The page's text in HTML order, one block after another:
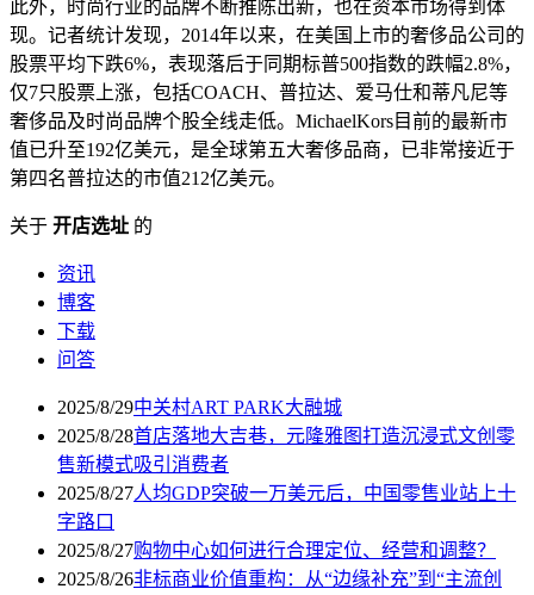
此外，时尚行业的品牌不断推陈出新，也在资本市场得到体
现。记者统计发现，2014年以来，在美国上市的奢侈品公司的
股票平均下跌6%，表现落后于同期标普500指数的跌幅2.8%，
仅7只股票上涨，包括COACH、普拉达、爱马仕和蒂凡尼等
奢侈品及时尚品牌个股全线走低。MichaelKors目前的最新市
值已升至192亿美元，是全球第五大奢侈品商，已非常接近于
第四名普拉达的市值212亿美元。
关于 开店选址 的
资讯
博客
下载
问答
2025/8/29中关村ART PARK大融城
2025/8/28首店落地大吉巷，元隆雅图打造沉浸式文创零
售新模式吸引消费者
2025/8/27人均GDP突破一万美元后，中国零售业站上十
字路口
2025/8/27购物中心如何进行合理定位、经营和调整？
2025/8/26非标商业价值重构：从“边缘补充”到“主流创